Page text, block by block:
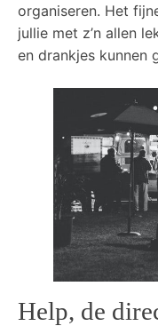
organiseren. Het
jullie met z’n allen
en drankjes kunnen
Help, de